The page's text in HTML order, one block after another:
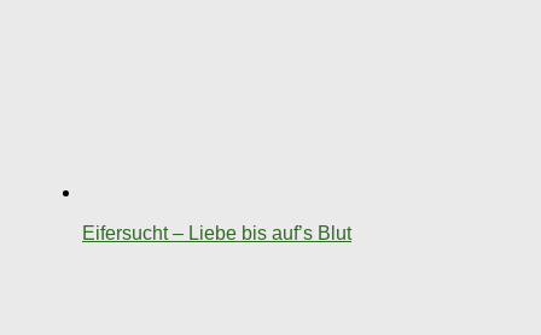
Eifersucht – Liebe bis auf’s Blut